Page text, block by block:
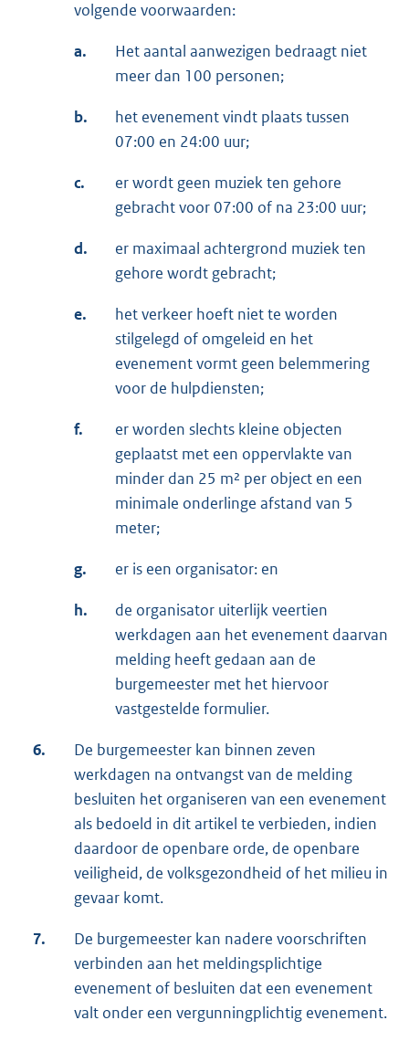
volgende voorwaarden:
a.
Het aantal aanwezigen bedraagt niet
meer dan 100 personen;
b.
het evenement vindt plaats tussen
07:00 en 24:00 uur;
c.
er wordt geen muziek ten gehore
gebracht voor 07:00 of na 23:00 uur;
d.
er maximaal achtergrond muziek ten
gehore wordt gebracht;
e.
het verkeer hoeft niet te worden
stilgelegd of omgeleid en het
evenement vormt geen belemmering
voor de hulpdiensten;
f.
er worden slechts kleine objecten
geplaatst met een oppervlakte van
minder dan 25 m² per object en een
minimale onderlinge afstand van 5
meter;
g. er is een organisator: en
h.
de organisator uiterlijk veertien
werkdagen aan het evenement daarvan
melding heeft gedaan aan de
burgemeester met het hiervoor
vastgestelde formulier.
6.
De burgemeester kan binnen zeven
werkdagen na ontvangst van de melding
besluiten het organiseren van een evenement
als bedoeld in dit artikel te verbieden, indien
daardoor de openbare orde, de openbare
veiligheid, de volksgezondheid of het milieu in
gevaar komt.
7.
De burgemeester kan nadere voorschriften
verbinden aan het meldingsplichtige
evenement of besluiten dat een evenement
valt onder een vergunningplichtig evenement.